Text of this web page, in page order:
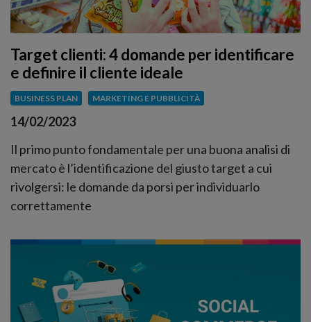
Target clienti: 4 domande per identificare
e definire il cliente ideale
BUSINESS PLAN MARKETING E PUBBLICITÀ
14/02/2023
Il primo punto fondamentale per una buona analisi di
mercato è l’identificazione del giusto target a cui
rivolgersi: le domande da porsi per individuarlo
correttamente